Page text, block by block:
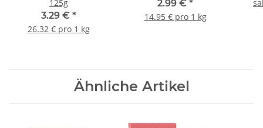
125g
3.29 € *
26.32 € pro 1 kg
2.99 € *
14.95 € pro 1 kg
Ähnliche Artikel